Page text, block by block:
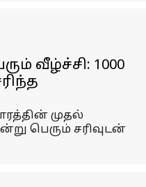
வீழ்ச்சி: 1000
முதல்
பெரும் சரிவுடன்